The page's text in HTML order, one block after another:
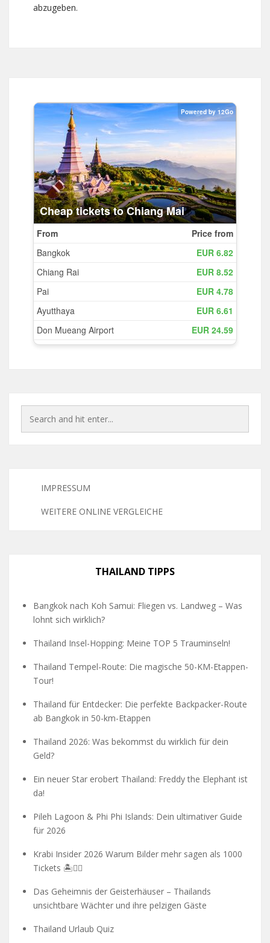
abzugeben.
IMPRESSUM
WEITERE ONLINE VERGLEICHE
THAILAND TIPPS
Bangkok nach Koh Samui: Fliegen vs. Landweg – Was
lohnt sich wirklich?
Thailand Insel-Hopping: Meine TOP 5 Trauminseln!
Thailand Tempel-Route: Die magische 50-KM-Etappen-
Tour!
Thailand für Entdecker: Die perfekte Backpacker-Route
ab Bangkok in 50-km-Etappen
Thailand 2026: Was bekommst du wirklich für dein
Geld?
Ein neuer Star erobert Thailand: Freddy the Elephant ist
da!
Pileh Lagoon & Phi Phi Islands: Dein ultimativer Guide
für 2026
Krabi Insider 2026 Warum Bilder mehr sagen als 1000
Tickets 🏝️🧗‍♂️
Das Geheimnis der Geisterhäuser – Thailands
unsichtbare Wächter und ihre pelzigen Gäste
Thailand Urlaub Quiz